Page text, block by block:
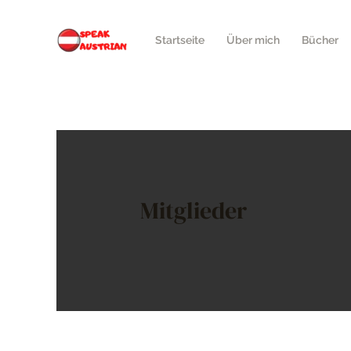
Startseite Über mich Bücher
Mitglieder